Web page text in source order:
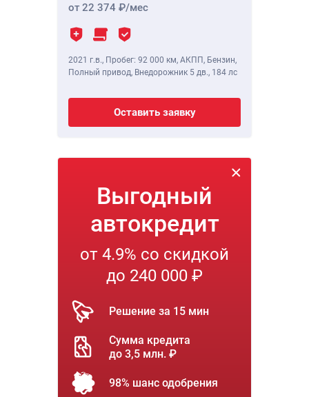
от 22 374 /мес
2021 г.в., Пробег: 92 000 км, АКПП, Бензин,
Полный привод, Внедорожник 5 дв., 184 лс
Оставить заявку
Выгодный
автокредит
от 4.9% со скидкой
до 240 000 ₽
Решение за 15 мин
Сумма кредита
до 3,5 млн. ₽
98% шанс одобрения